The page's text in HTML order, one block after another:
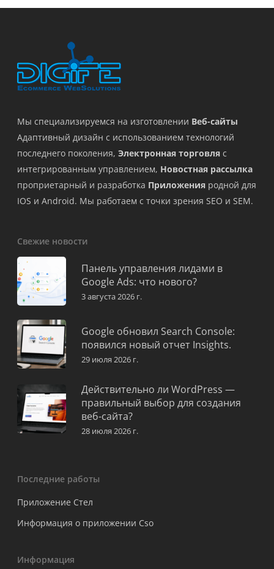
Мы специализируемся на изготовлении Веб-сайты
Адаптивный дизайн с использованием технологий
последнего поколения, Электронная торговля с
интегрированным управлением, Новостная рассылка
проприетарный и разработка Приложения родной для
IOS и Android. Мы работаем с точки зрения SEO и SEM.
Свежие новости
Панель управления лидами в
Google Ads: что нового?
3 августа 2026 г.
Google обновил Search Console:
появился новый отчет Insights.
29 июля 2026 г.
Действительно ли WordPress —
правильный выбор для создания
веб-сайта?
28 июля 2026 г.
Последние работы
Приложение Стел
Информация о приложении Cso
Информация